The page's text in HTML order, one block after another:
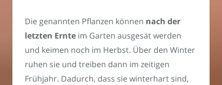
Die genannten Pflanzen können nach der
letzten Ernte im Garten ausgesät werden
und keimen noch im Herbst. Über den Winter
ruhen sie und treiben dann im zeitigen
Frühjahr. Dadurch, dass sie winterhart sind,